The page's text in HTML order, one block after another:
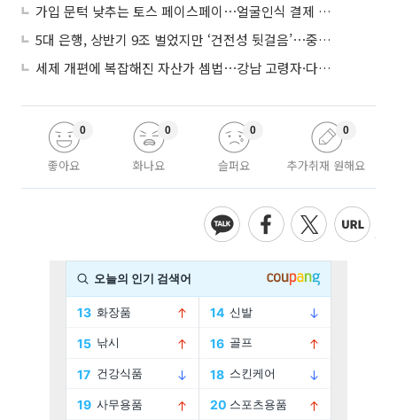
가입 문턱 낮추는 토스 페이스페이⋯얼굴인식 결제 확산 속도낸다
5대 은행, 상반기 9조 벌었지만 ‘건전성 뒷걸음’⋯중기대출 문턱 높아지나
세제 개편에 복잡해진 자산가 셈법⋯강남 고령자·다주택자 ‘자산재편 고심’
좋아요
0
화나요
0
슬퍼요
0
추가취재 원해요
0